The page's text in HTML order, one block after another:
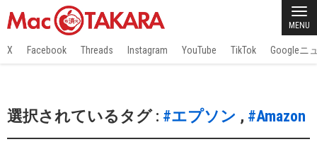
MENU
X Facebook Threads Instagram YouTube TikTok Googleニ
選択されているタグ : #エプソン , #Amazon